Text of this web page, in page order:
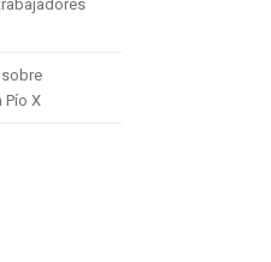
Pío X